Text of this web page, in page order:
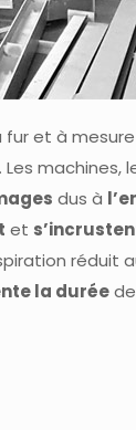
fur et à
machines,
dus à
et
réduit
la durée